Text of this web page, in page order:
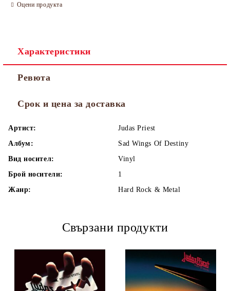
Оцени продукта
Характеристики
Ревюта
Срок и цена за доставка
Артист:
Judas Priest
Албум:
Sad Wings Of Destiny
Вид носител:
Vinyl
Брой носители:
1
Жанр:
Hard Rock & Metal
Свързани продукти